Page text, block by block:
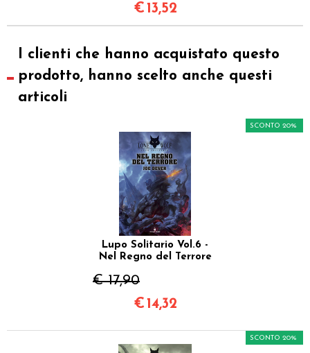
€ 13,52
I clienti che hanno acquistato questo
prodotto, hanno scelto anche questi
articoli
Lupo Solitario Vol.6 -
Nel Regno del Terrore
€ 17,90
SCONTO 20%
€ 14,32
SCONTO 20%